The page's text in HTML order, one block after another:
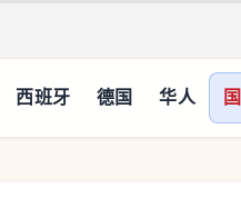
西班牙 德国 华人